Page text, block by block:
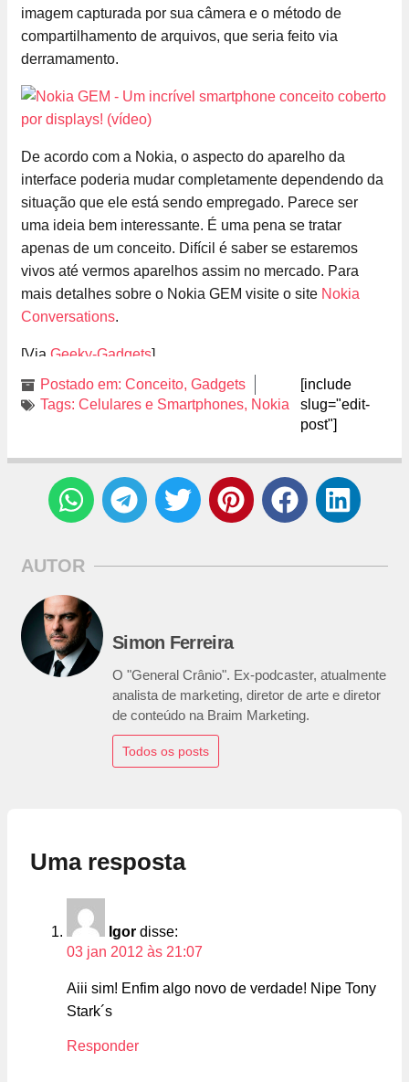
imagem capturada por sua câmera e o método de
compartilhamento de arquivos, que seria feito via
derramamento.
De acordo com a Nokia, o aspecto do aparelho da
interface poderia mudar completamente dependendo da
situação que ele está sendo empregado. Parece ser
uma ideia bem interessante. É uma pena se tratar
apenas de um conceito. Difícil é saber se estaremos
vivos até vermos aparelhos assim no mercado. Para
mais detalhes sobre o Nokia GEM visite o site Nokia
Conversations.
[Via Geeky-Gadgets]
Postado em: Conceito, Gadgets
Tags: Celulares e Smartphones, Nokia
[include
slug="edit-
post"]
AUTOR
Simon Ferreira
O "General Crânio". Ex-podcaster, atualmente
analista de marketing, diretor de arte e diretor
de conteúdo na Braim Marketing.
Todos os posts
Uma resposta
Igor disse:
03 jan 2012 às 21:07
Aiii sim! Enfim algo novo de verdade! Nipe Tony
Stark´s
Responder